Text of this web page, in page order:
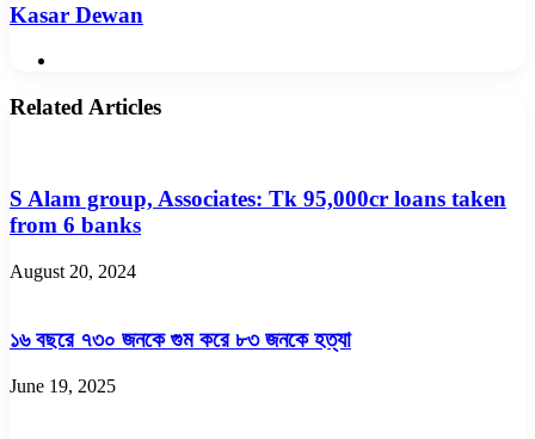
Kasar Dewan
Related Articles
S Alam group, Associates: Tk 95,000cr loans taken
from 6 banks
August 20, 2024
১৬ বছরে ৭৩০ জনকে গুম করে ৮৩ জনকে হত্যা
June 19, 2025